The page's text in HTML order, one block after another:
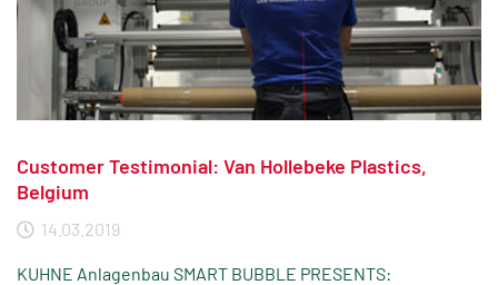
Customer Testimonial: Van Hollebeke Plastics,
Belgium
14.03.2019
KUHNE Anlagenbau SMART BUBBLE PRESENTS: